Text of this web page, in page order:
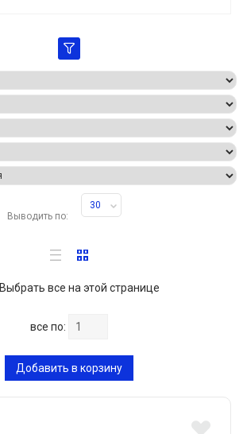
Выводить по:
30
Выбрать все на этой странице
все по:
Добавить в корзину